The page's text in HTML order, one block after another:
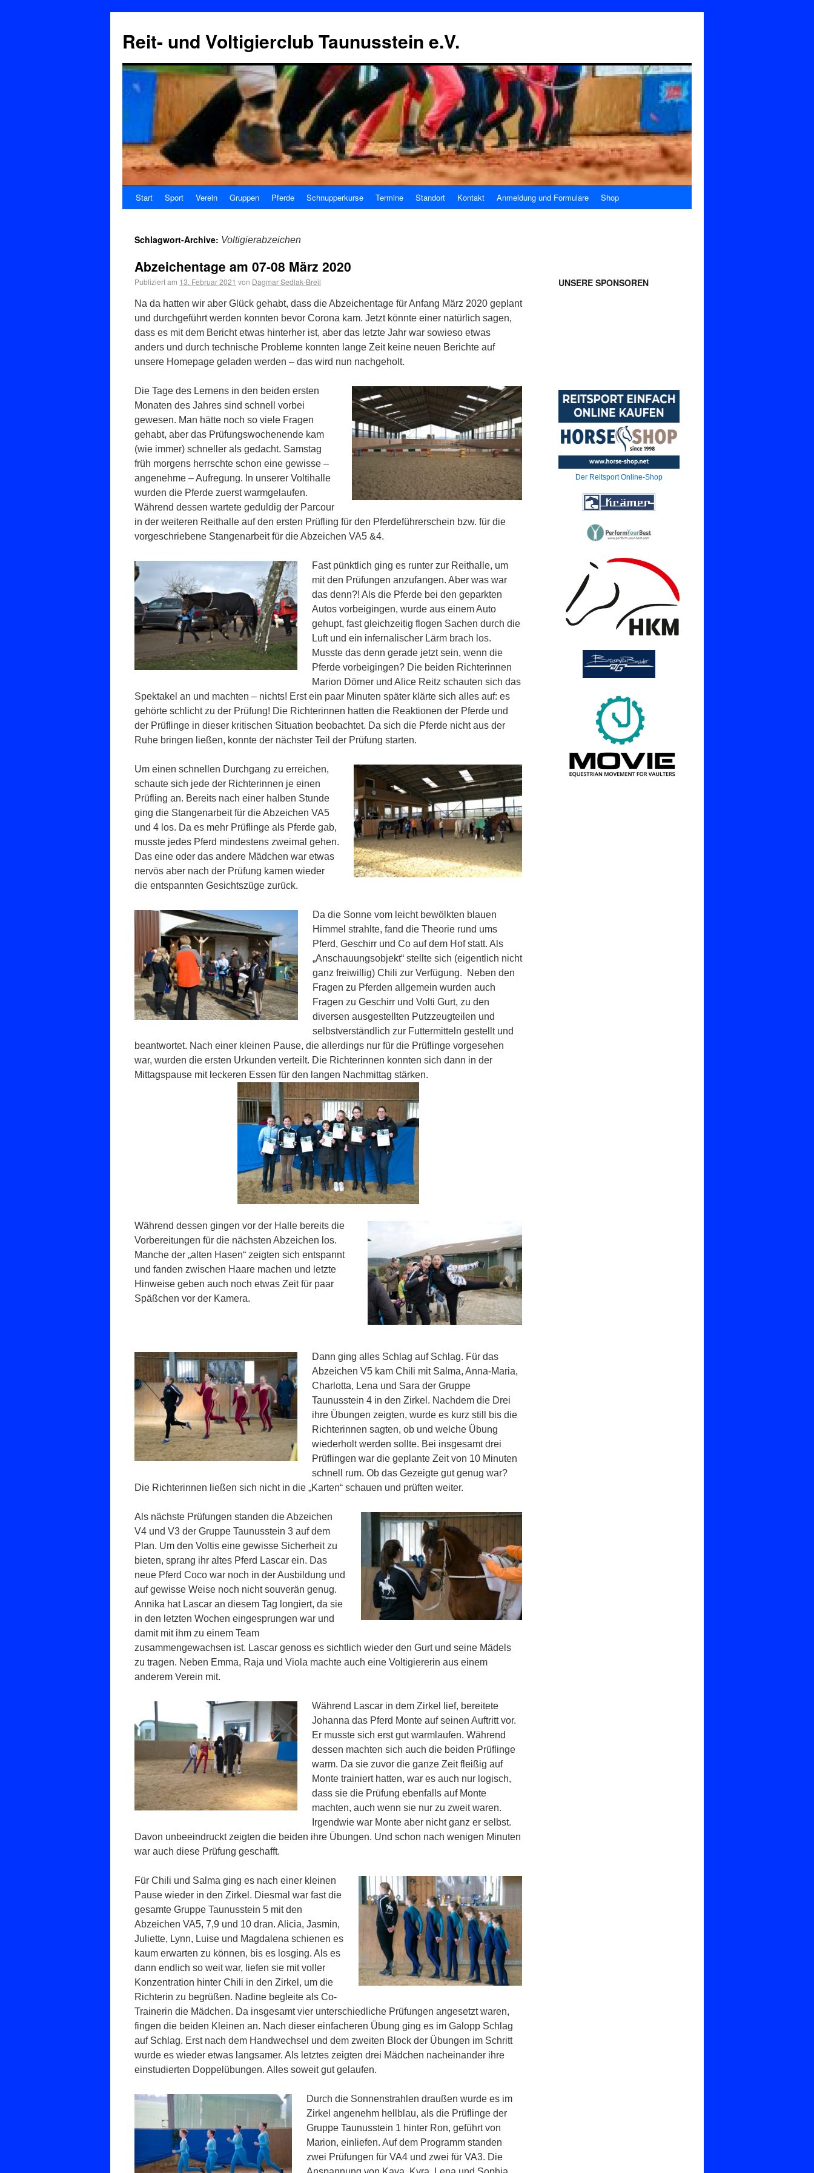
Reit- und Voltigierclub Taunusstein e.V.
Start Sport Verein Gruppen Pferde Schnupperkurse Termine Standort Kontakt Anmeldung und Formulare Shop
Schlagwort-Archive: Voltigierabzeichen
Abzeichentage am 07-08 März 2020
Publiziert am 13. Februar 2021 von Dagmar Sedlak-Breil
Na da hatten wir aber Glück gehabt, dass die Abzeichentage für Anfang März 2020 geplant
und durchgeführt werden konnten bevor Corona kam. Jetzt könnte einer natürlich sagen,
dass es mit dem Bericht etwas hinterher ist, aber das letzte Jahr war sowieso etwas
anders und durch technische Probleme konnten lange Zeit keine neuen Berichte auf
unsere Homepage geladen werden – das wird nun nachgeholt.
Die Tage des Lernens in den beiden ersten
Monaten des Jahres sind schnell vorbei
gewesen. Man hätte noch so viele Fragen
gehabt, aber das Prüfungswochenende kam
(wie immer) schneller als gedacht. Samstag
früh morgens herrschte schon eine gewisse –
angenehme – Aufregung. In unserer Voltihalle
wurden die Pferde zuerst warmgelaufen.
Während dessen wartete geduldig der Parcour
in der weiteren Reithalle auf den ersten Prüfling für den Pferdeführerschein bzw. für die
vorgeschriebene Stangenarbeit für die Abzeichen VA5 &4.
Fast pünktlich ging es runter zur Reithalle, um
mit den Prüfungen anzufangen. Aber was war
das denn?! Als die Pferde bei den geparkten
Autos vorbeigingen, wurde aus einem Auto
gehupt, fast gleichzeitig flogen Sachen durch die
Luft und ein infernalischer Lärm brach los.
Musste das denn gerade jetzt sein, wenn die
Pferde vorbeigingen? Die beiden Richterinnen
Marion Dörner und Alice Reitz schauten sich das
Spektakel an und machten – nichts! Erst ein paar Minuten später klärte sich alles auf: es
gehörte schlicht zu der Prüfung! Die Richterinnen hatten die Reaktionen der Pferde und
der Prüflinge in dieser kritischen Situation beobachtet. Da sich die Pferde nicht aus der
Ruhe bringen ließen, konnte der nächster Teil der Prüfung starten.
Um einen schnellen Durchgang zu erreichen,
schaute sich jede der Richterinnen je einen
Prüfling an. Bereits nach einer halben Stunde
ging die Stangenarbeit für die Abzeichen VA5
und 4 los. Da es mehr Prüflinge als Pferde gab,
musste jedes Pferd mindestens zweimal gehen.
Das eine oder das andere Mädchen war etwas
nervös aber nach der Prüfung kamen wieder
die entspannten Gesichtszüge zurück.
Da die Sonne vom leicht bewölkten blauen
Himmel strahlte, fand die Theorie rund ums
Pferd, Geschirr und Co auf dem Hof statt. Als
„Anschauungsobjekt“ stellte sich (eigentlich nicht
ganz freiwillig) Chili zur Verfügung. Neben den
Fragen zu Pferden allgemein wurden auch
Fragen zu Geschirr und Volti Gurt, zu den
diversen ausgestellten Putzzeugteilen und
selbstverständlich zur Futtermitteln gestellt und
beantwortet. Nach einer kleinen Pause, die allerdings nur für die Prüflinge vorgesehen
war, wurden die ersten Urkunden verteilt. Die Richterinnen konnten sich dann in der
Mittagspause mit leckeren Essen für den langen Nachmittag stärken.
Während dessen gingen vor der Halle bereits die
Vorbereitungen für die nächsten Abzeichen los.
Manche der „alten Hasen“ zeigten sich entspannt
und fanden zwischen Haare machen und letzte
Hinweise geben auch noch etwas Zeit für paar
Späßchen vor der Kamera.
Dann ging alles Schlag auf Schlag. Für das
Abzeichen V5 kam Chili mit Salma, Anna-Maria,
Charlotta, Lena und Sara der Gruppe
Taunusstein 4 in den Zirkel. Nachdem die Drei
ihre Übungen zeigten, wurde es kurz still bis die
Richterinnen sagten, ob und welche Übung
wiederholt werden sollte. Bei insgesamt drei
Prüflingen war die geplante Zeit von 10 Minuten
schnell rum. Ob das Gezeigte gut genug war?
Die Richterinnen ließen sich nicht in die „Karten“ schauen und prüften weiter.
Als nächste Prüfungen standen die Abzeichen
V4 und V3 der Gruppe Taunusstein 3 auf dem
Plan. Um den Voltis eine gewisse Sicherheit zu
bieten, sprang ihr altes Pferd Lascar ein. Das
neue Pferd Coco war noch in der Ausbildung und
auf gewisse Weise noch nicht souverän genug.
Annika hat Lascar an diesem Tag longiert, da sie
in den letzten Wochen eingesprungen war und
damit mit ihm zu einem Team
zusammengewachsen ist. Lascar genoss es sichtlich wieder den Gurt und seine Mädels
zu tragen. Neben Emma, Raja und Viola machte auch eine Voltigiererin aus einem
anderem Verein mit.
Während Lascar in dem Zirkel lief, bereitete
Johanna das Pferd Monte auf seinen Auftritt vor.
Er musste sich erst gut warmlaufen. Während
dessen machten sich auch die beiden Prüflinge
warm. Da sie zuvor die ganze Zeit fleißig auf
Monte trainiert hatten, war es auch nur logisch,
dass sie die Prüfung ebenfalls auf Monte
machten, auch wenn sie nur zu zweit waren.
Irgendwie war Monte aber nicht ganz er selbst.
Davon unbeeindruckt zeigten die beiden ihre Übungen. Und schon nach wenigen Minuten
war auch diese Prüfung geschafft.
Für Chili und Salma ging es nach einer kleinen
Pause wieder in den Zirkel. Diesmal war fast die
gesamte Gruppe Taunusstein 5 mit den
Abzeichen VA5, 7,9 und 10 dran. Alicia, Jasmin,
Juliette, Lynn, Luise und Magdalena schienen es
kaum erwarten zu können, bis es losging. Als es
dann endlich so weit war, liefen sie mit voller
Konzentration hinter Chili in den Zirkel, um die
Richterin zu begrüßen. Nadine begleite als Co-
Trainerin die Mädchen. Da insgesamt vier unterschiedliche Prüfungen angesetzt waren,
fingen die beiden Kleinen an. Nach dieser einfacheren Übung ging es im Galopp Schlag
auf Schlag. Erst nach dem Handwechsel und dem zweiten Block der Übungen im Schritt
wurde es wieder etwas langsamer. Als letztes zeigten drei Mädchen nacheinander ihre
einstudierten Doppelübungen. Alles soweit gut gelaufen.
Durch die Sonnenstrahlen draußen wurde es im
Zirkel angenehm hellblau, als die Prüflinge der
Gruppe Taunusstein 1 hinter Ron, geführt von
Marion, einliefen. Auf dem Programm standen
zwei Prüfungen für VA4 und zwei für VA3. Die
UNSERE SPONSOREN
Der Reitsport Online-Shop